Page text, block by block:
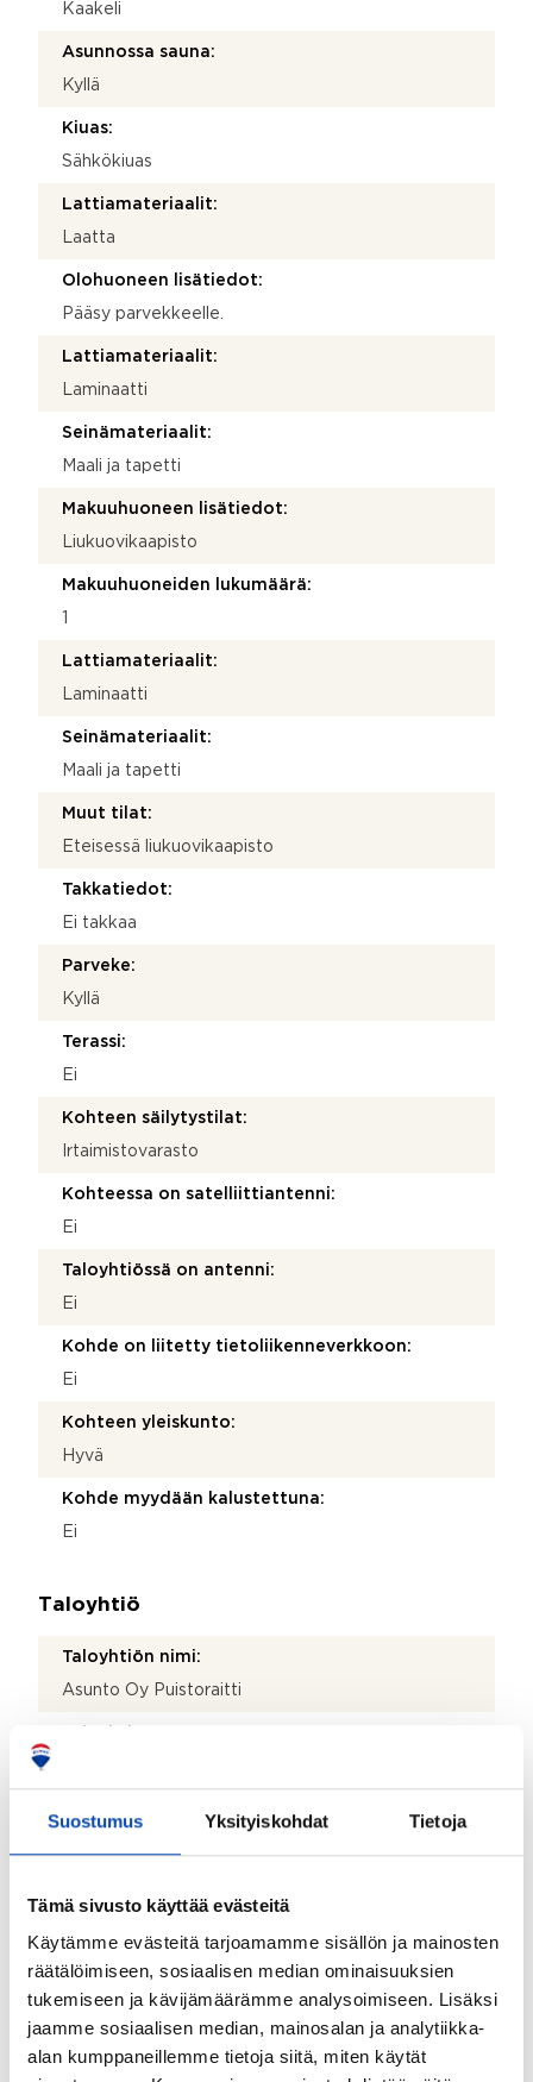
Suostumus Yksityiskohdat Tietoja
Tämä sivusto käyttää evästeitä
Käytämme evästeitä tarjoamamme sisällön ja mainosten
räätälöimiseen, sosiaalisen median ominaisuuksien
tukemiseen ja kävijämäärämme analysoimiseen. Lisäksi
jaamme sosiaalisen median, mainosalan ja analytiikka-
alan kumppaneillemme tietoja siitä, miten käytät
Kaakeli
Asunnossa sauna:
Kyllä
Kiuas:
Sähkökiuas
Lattiamateriaalit:
Laatta
Olohuoneen lisätiedot:
Pääsy parvekkeelle.
Lattiamateriaalit:
Laminaatti
Seinämateriaalit:
Maali ja tapetti
Makuuhuoneen lisätiedot:
Liukuovikaapisto
Makuuhuoneiden lukumäärä:
Lattiamateriaalit:
Laminaatti
Seinämateriaalit:
Maali ja tapetti
Muut tilat:
Eteisessä liukuovikaapisto
Takkatiedot:
Ei takkaa
Parveke:
Kyllä
Terassi:
Ei
Kohteen säilytystilat:
Irtaimistovarasto
Kohteessa on satelliittiantenni:
Ei
Taloyhtiössä on antenni:
Ei
Kohde on liitetty tietoliikenneverkkoon:
Ei
Kohteen yleiskunto:
Hyvä
Kohde myydään kalustettuna:
Ei
Taloyhtiö
Taloyhtiön nimi:
Asunto Oy Puistoraitti
Lisätietoja kiinteistönhoidosta:
Kiinteistöpalvelu Nissinen
Isännöitsijätoimisto:
Kiinteistö-Tahkola